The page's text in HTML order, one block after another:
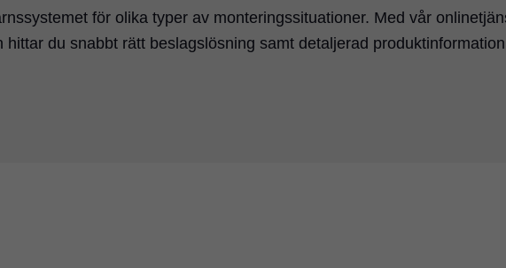
för olika typer av monteringssituationer. Med vår
hittar du snabbt rätt beslagslösning samt detaljerad